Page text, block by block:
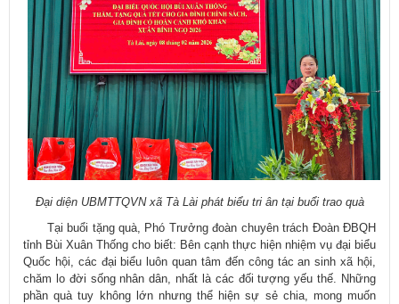
Đại diện UBMTTQVN xã Tà Lài phát biểu tri ân tại buổi trao quà
Tại buổi tặng quà, Phó Trưởng đoàn chuyên trách Đoàn ĐBQH
tỉnh Bùi Xuân Thống cho biết: Bên cạnh thực hiện nhiệm vụ đại biểu
Quốc hội, các đại biểu luôn quan tâm đến công tác an sinh xã hội,
chăm lo đời sống nhân dân, nhất là các đối tượng yếu thế. Những
phần quà tuy không lớn nhưng thể hiện sự sẻ chia, mong muốn